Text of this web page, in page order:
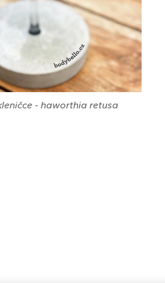
- haworthia retusa